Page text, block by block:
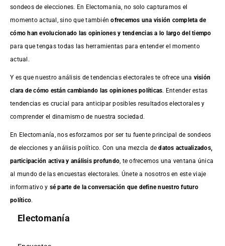
sondeos de elecciones. En Electomania, no solo capturamos el
momento actual, sino que tambiénofrecemos una visión completa de
cómo han evolucionado las opiniones y tendencias a lo largo del tiempo
para que tengas todas las herramientas para entender el momento
actual.
Y es que nuestro análisis de tendencias electorales te ofrece una visión
clara de cómo están cambiando las opiniones políticas. Entender estas
tendencias es crucial para anticipar posibles resultados electorales y
comprender el dinamismo de nuestra sociedad.
En Electomanía, nos esforzamos por ser tu fuente principal de sondeos
de elecciones y análisis político. Con una mezcla dedatos actualizados,
participación activa y análisis profundo , te ofrecemos una ventana única
al mundo de las encuestas electorales. Únete a nosotros en este viaje
informativo y sé parte de la conversación que define nuestro futuro
político.
Electomanía